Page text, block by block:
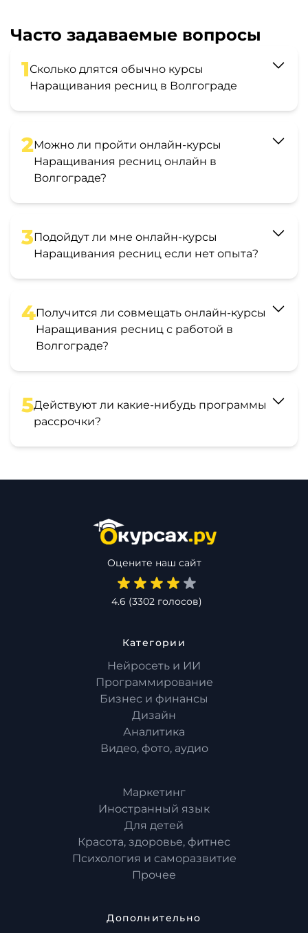
Часто задаваемые вопросы
1Сколько длятся обычно курсы
Наращивания ресниц в Волгограде
2Можно ли пройти онлайн-курсы
Наращивания ресниц онлайн в
Волгограде?
3Подойдут ли мне онлайн-курсы
Наращивания ресниц если нет опыта?
4Получится ли совмещать онлайн-курсы
Наращивания ресниц с работой в
Волгограде?
5Действуют ли какие-нибудь программы
рассрочки?
Оцените наш сайт
4.6 (3302 голосов)
Категории
Нейросеть и ИИ
Программирование
Бизнес и финансы
Дизайн
Аналитика
Видео, фото, аудио
Маркетинг
Иностранный язык
Для детей
Красота, здоровье, фитнес
Психология и саморазвитие
Прочее
Дополнительно